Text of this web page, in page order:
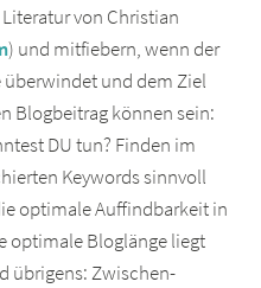
von Christian
) und mitfiebern, wenn der
und dem Ziel
Blogbeitrag können sein:
DU tun? Finden im
Keywords sinnvoll
optimale Auffindbarkeit in
optimale Bloglänge liegt
übrigens: Zwischen-